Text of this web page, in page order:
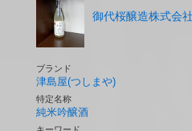
御代桜醸造株式会社
ブランド
津島屋(つしまや)
特定名称
純米吟醸酒